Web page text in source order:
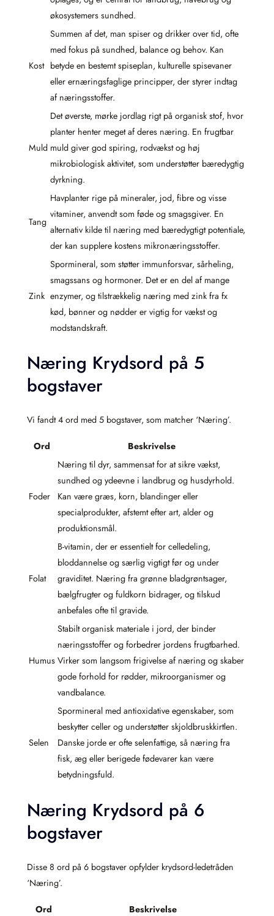
økosystemers sundhed.
Kost
Summen af det, man spiser og drikker over tid, ofte
med fokus på sundhed, balance og behov. Kan
betyde en bestemt spiseplan, kulturelle spisevaner
eller ernæringsfaglige principper, der styrer indtag
af næringsstoffer.
Muld
Det øverste, mørke jordlag rigt på organisk stof, hvor
planter henter meget af deres næring. En frugtbar
muld giver god spiring, rodvækst og høj
mikrobiologisk aktivitet, som understøtter bæredygtig
dyrkning.
Tang
Havplanter rige på mineraler, jod, fibre og visse
vitaminer, anvendt som føde og smagsgiver. En
alternativ kilde til næring med bæredygtigt potentiale,
der kan supplere kostens mikronæringsstoffer.
Zink
Spormineral, som støtter immunforsvar, sårheling,
smagssans og hormoner. Det er en del af mange
enzymer, og tilstrækkelig næring med zink fra fx
kød, bønner og nødder er vigtig for vækst og
modstandskraft.
Næring Krydsord på 5
bogstaver
Vi fandt 4 ord med 5 bogstaver, som matcher ‘Næring’.
Ord Beskrivelse
Foder
Næring til dyr, sammensat for at sikre vækst,
sundhed og ydeevne i landbrug og husdyrhold.
Kan være græs, korn, blandinger eller
specialprodukter, afstemt efter art, alder og
produktionsmål.
Folat
B-vitamin, der er essentielt for celledeling,
bloddannelse og særlig vigtigt før og under
graviditet. Næring fra grønne bladgrøntsager,
bælgfrugter og fuldkorn bidrager, og tilskud
anbefales ofte til gravide.
Humus
Stabilt organisk materiale i jord, der binder
næringsstoffer og forbedrer jordens frugtbarhed.
Virker som langsom frigivelse af næring og skaber
gode forhold for rødder, mikroorganismer og
vandbalance.
Selen
Spormineral med antioxidative egenskaber, som
beskytter celler og understøtter skjoldbruskkirtlen.
Danske jorde er ofte selenfattige, så næring fra
fisk, æg eller berigede fødevarer kan være
betydningsfuld.
Næring Krydsord på 6
bogstaver
Disse 8 ord på 6 bogstaver opfylder krydsord-ledetråden
‘Næring’.
Ord Beskrivelse